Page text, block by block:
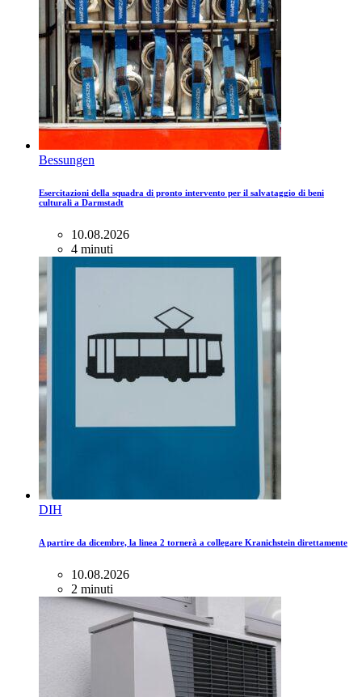
Bessungen
Esercitazioni della squadra di pronto intervento per il salvataggio di beni
culturali a Darmstadt
10.08.2026
4 minuti
DIH
A partire da dicembre, la linea 2 tornerà a collegare Kranichstein direttamente
10.08.2026
2 minuti